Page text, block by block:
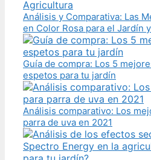
Análisis y Comparativa: Las
en Color Rosa para el Jardín
Guía de compra: Los 5
espetos para tu jardín
Análisis comparativo: Los
parra de uva en 2021